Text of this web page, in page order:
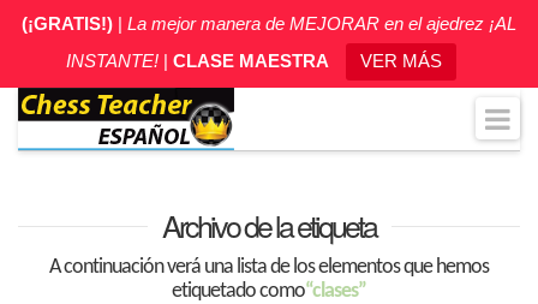
(¡GRATIS!) | La mejor manera de MEJORAR en el ajedrez ¡AL
INSTANTE!| CLASE MAESTRA VER MÁS
Archivo de la etiqueta
A continuación verá una lista de los elementos que hemos
etiquetado como“clases”